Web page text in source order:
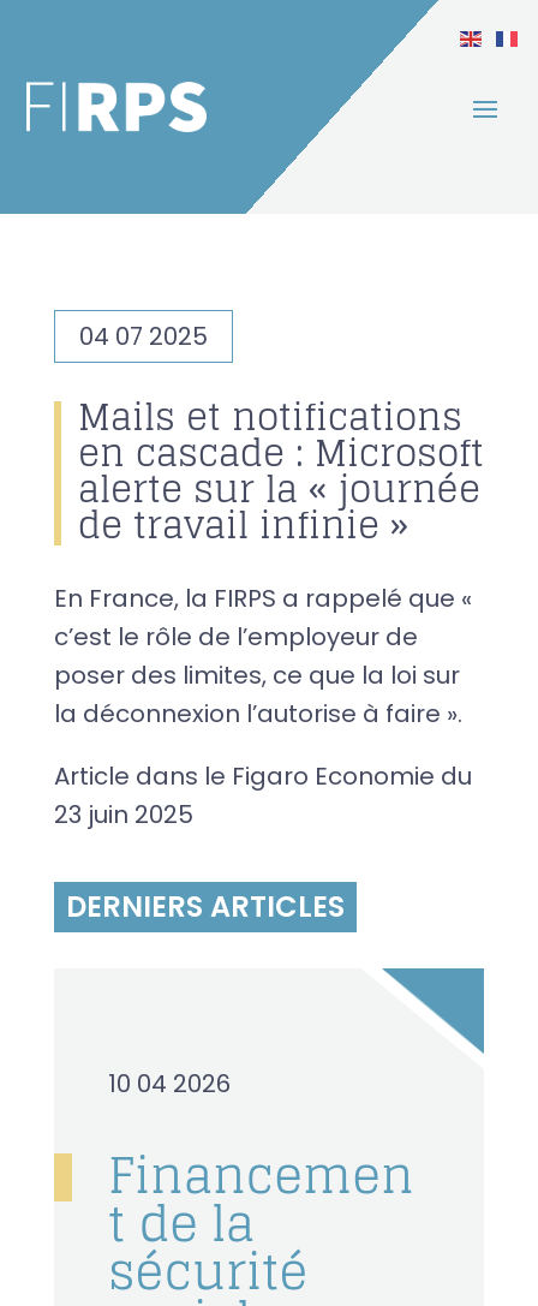
04 07 2025
Mails et notifications
en cascade : Microsoft
alerte sur la « journée
de travail infinie »
En France, la FIRPS a rappelé que «
c’est le rôle de l’employeur de
poser des limites, ce que la loi sur
la déconnexion l’autorise à faire ».
Article dans le Figaro Economie du
23 juin 2025
DERNIERS ARTICLES
10 04 2026
Financemen
t de la
sécurité